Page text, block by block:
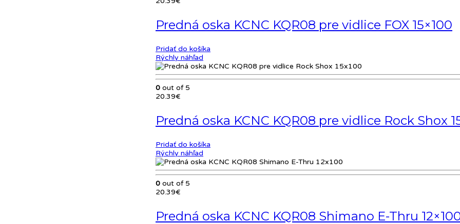
Predná oska KCNC KQR08 pre vidlice FOX 15×100
Pridať do košíka
Rýchly náhľad
0 out of 5
20.39€
Predná oska KCNC KQR08 pre vidlice Rock Shox
Pridať do košíka
Rýchly náhľad
0 out of 5
20.39€
Predná oska KCNC KQR08 Shimano E-Thru